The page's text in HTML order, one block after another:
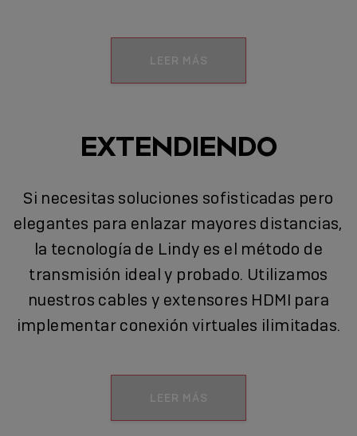
LEER MÁS
EXTENDIENDO
Si necesitas soluciones sofisticadas pero
elegantes para enlazar mayores distancias,
la tecnología de Lindy es el método de
transmisión ideal y probado. Utilizamos
nuestros cables y extensores HDMI para
implementar conexión virtuales ilimitadas.
LEER MÁS